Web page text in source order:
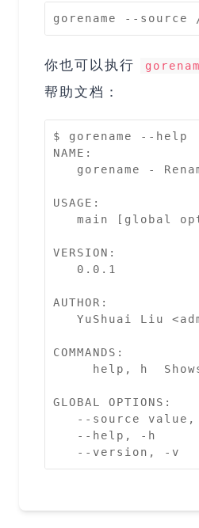
gorename --source
你也可以执行
帮助文档：
$ gorename
NAME:
gorename -
USAGE:
main [global
VERSION:
   0.0.1
AUTHOR:
YuShuai Liu
COMMANDS:
help, h
GLOBAL OPTIONS:
--source
--help, -h
--version, -v